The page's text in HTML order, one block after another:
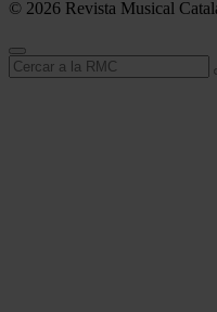
© 2026 Revista Musical